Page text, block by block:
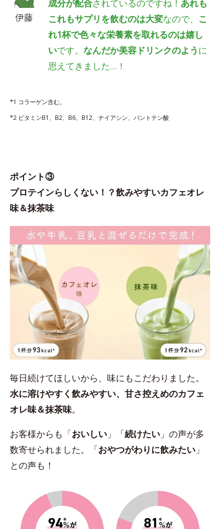
伊藤
成分が配合されているのですね！ あれも
これもサプリを飲むのは大変なので、 こ
れ1杯で色々な栄養素を取れるのは嬉し
いです。なんだか美容ドリンクのよう に
思えてきました…！
*1 コラーゲン含む。
*2 ビタミンB1、B2、B6、B12、ナイアシン、パントテン酸
ポイント③
プロテインらしくない！？飲みやすいカフェオレ
味＆抹茶味
毎日続けてほしいから、味にもこだわりました。
水に溶けやすく飲みやすい、甘さ控えめのカフェ
オレ味＆抹茶味。
お客様からも「おいしい 」「続けたい 」の声が多
数寄せられました。「おやつがわりに飲みたい 」
との声も！